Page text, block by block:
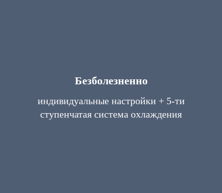
Безболезненно
индивидуальные настройки + 5-ти
ступенчатая система охлаждения